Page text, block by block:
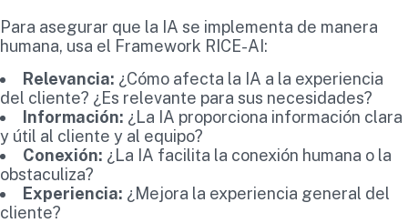
Para asegurar que la IA se implementa de manera
humana, usa el Framework RICE-AI:
Relevancia: ¿Cómo afecta la IA a la experiencia
del cliente? ¿Es relevante para sus necesidades?
Información: ¿La IA proporciona información clara
y útil al cliente y al equipo?
Conexión: ¿La IA facilita la conexión humana o la
obstaculiza?
Experiencia: ¿Mejora la experiencia general del
cliente?